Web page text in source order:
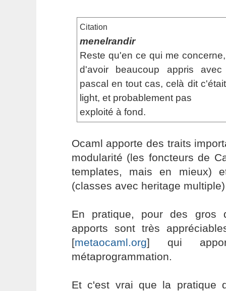
Citation
menelrandir
Reste qu'en ce qui me
d'avoir beaucoup appris
pascal en tout cas, celà dit
light, et probablement pas
exploité à fond.
Ocaml apporte des traits
modularité (les foncteurs de
templates, mais en mieux)
(classes avec heritage
En pratique, pour des gros
apports sont très
[metaocaml.org] qui
métaprogrammation.
Et c'est vrai que la pratique